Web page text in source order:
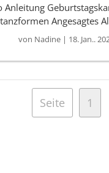
Anleitung
Angesagtes
von Nadine | 18. Jan..
Seite 1